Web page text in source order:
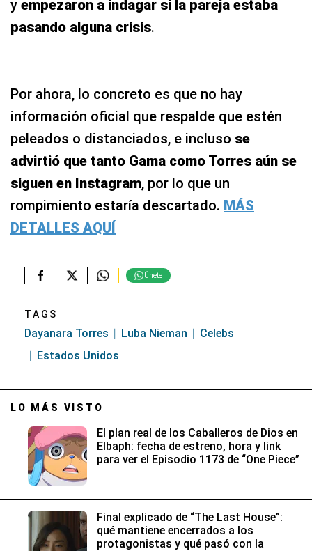
y empezaron a indagar si la pareja estaba
pasando alguna crisis.
Por ahora, lo concreto es que no hay
información oficial que respalde que estén
peleados o distanciados, e incluso se
advirtió que tanto Gama como Torres aún se
siguen en Instagram, por lo que un
rompimiento estaría descartado. MÁS
DETALLES AQUÍ
Únete
TAGS
Dayanara Torres Luba Nieman
Celebs
Estados Unidos
LO MÁS VISTO
El plan real de los Caballeros de Dios en
Elbaph: fecha de estreno, hora y link
para ver el Episodio 1173 de “One Piece”
Final explicado de “The Last House”:
qué mantiene encerrados a los
protagonistas y qué pasó con la